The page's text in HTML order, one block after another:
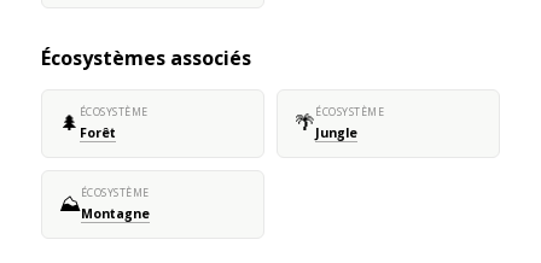
Écosystèmes associés
🌲 ÉCOSYSTÈME
Forêt 🌴ÉCOSYSTÈME
Jungle
⛰️ÉCOSYSTÈME
Montagne